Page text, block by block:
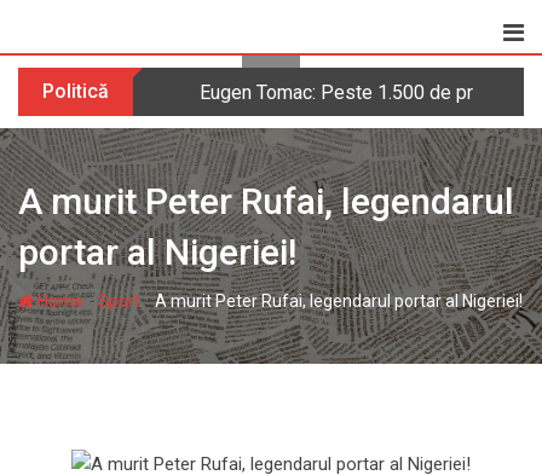
content
Politică Eugen Tomac: Peste 1.500 de primării
A murit Peter Rufai, legendarul
portar al Nigeriei!
Home-Sport-A murit Peter Rufai, legendarul portar al Nigeriei!